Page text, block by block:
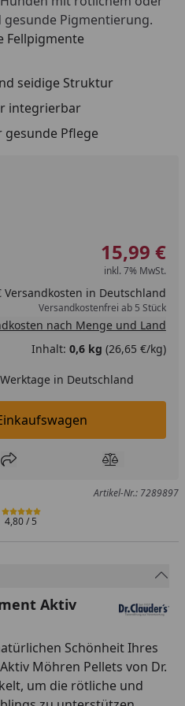
Pigmentierung.
Fellpigmente
seidige Struktur
integrierbar
gesunde Pflege
verringern
manuell eingeben
um eins erhöhen
15,99 €
inkl. 7% MwSt.
Versandkosten in Deutschland
Versandkostenfrei ab 5 Stück
nach Menge und Land
Inhalt: 0,6 kg (26,65 €/kg)
in Deutschland
In den Einkaufswagen legen
hinzufügen
Teilen Produkt
Artikel-Nr.: 7289897
4,80/ 5
Aktiv
Schönheit Ihres
Möhren Pellets von Dr.
um die rötliche und